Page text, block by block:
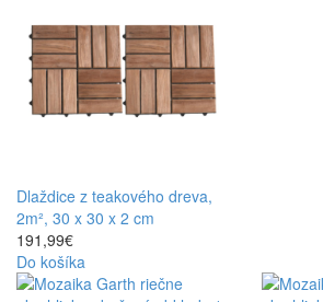
Dlaždice z teakového dreva,
2m², 30 x 30 x 2 cm
191,99€
Do košíka